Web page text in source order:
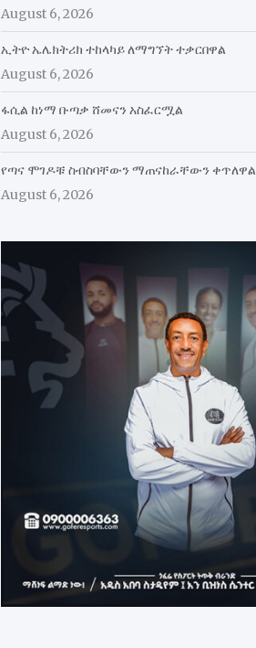
August 6, 2026
ኢትዮ ኤሌክትሪክ ተከላካይ ለማግኘት ተቃርበዋል
August 6, 2026
ፋሲል ከነማ ቡጣቃ ሸመናን አስፈርሟል
August 6, 2026
የጣና ሞገዶቹ ስብስባቸውን ማጠናከራቸውን ቀጥለዋል
August 6, 2026